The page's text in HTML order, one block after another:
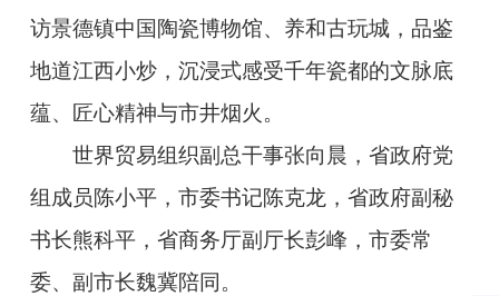
访景德镇中国陶瓷博物馆、养和古玩城，品鉴
地道江西小炒，沉浸式感受千年瓷都的文脉底
蕴、匠心精神与市井烟火。
世界贸易组织副总干事张向晨，省政府党
组成员陈小平，市委书记陈克龙，省政府副秘
书长熊科平，省商务厅副厅长彭峰，市委常
委、副市长魏冀陪同。